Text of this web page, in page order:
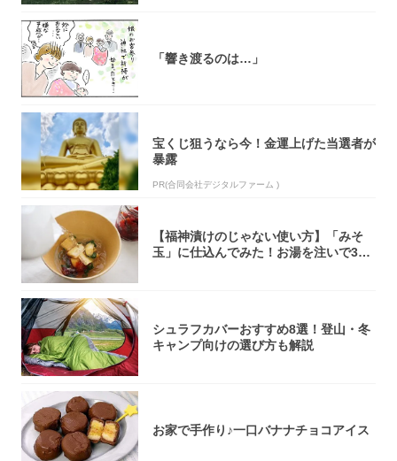
「響き渡るのは…」
宝くじ狙うなら今！金運上げた当選者が
暴露
PR(合同会社デジタルファーム )
【福神漬けのじゃない使い方】「みそ
玉」に仕込んでみた！お湯を注いで30
シュラフカバーおすすめ8選！登山・冬
キャンプ向けの選び方も解説
お家で手作り♪一口バナナチョコアイス